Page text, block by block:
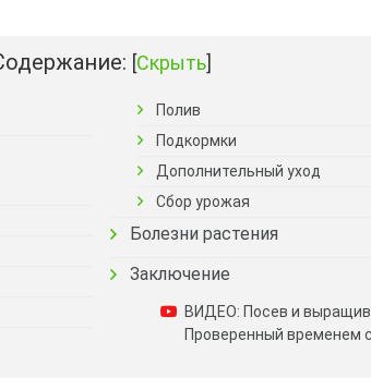
[Скрыть]
Полив
Подкормки
Дополнительный уход
Сбор урожая
Болезни растения
Заключение
ВИДЕО: Посев и
Проверенный временем